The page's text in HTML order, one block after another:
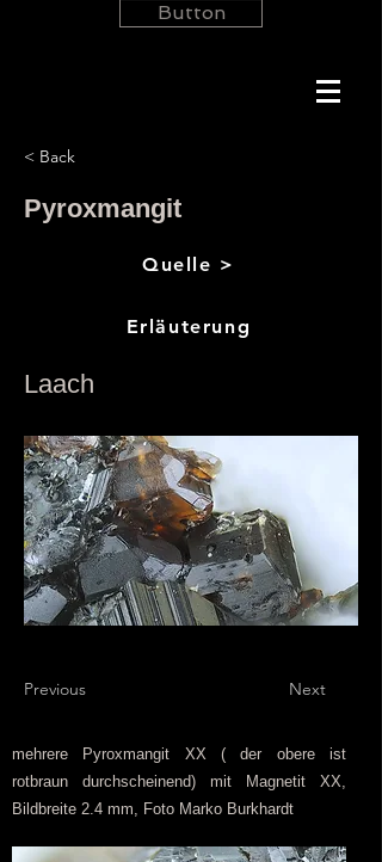
Button
< Back
Pyroxmangit
Quelle >
Erläuterung
Laach
Previous Next
mehrere Pyroxmangit XX ( der obere ist
rotbraun durchscheinend) mit Magnetit XX,
Bildbreite 2.4 mm, Foto Marko Burkhardt